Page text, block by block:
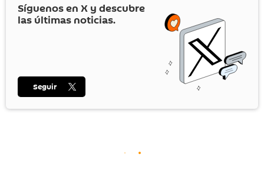
Síguenos en X y descubre
las últimas noticias.
Seguir